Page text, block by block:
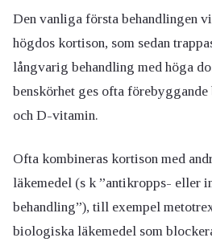
Den vanliga första behandlingen
högdos kortison, som sedan
långvarig behandling med höga
benskörhet ges ofta
och D-vitamin.
Ofta kombineras kortison med
läkemedel (s k ”antikropps- eller
behandling”), till exempel
biologiska läkemedel som